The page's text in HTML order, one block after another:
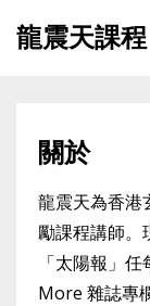
龍震天課程
關於
龍震天為香港
勵課程講師。
「太陽報」
More 雜誌專